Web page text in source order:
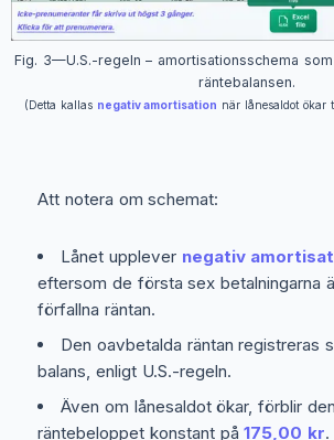
Fig. 3—U.S.-regeln – amortisationsschema
räntebalansen.
(Detta kallas negativ amortisation när lånesaldot ökar
Att notera om schemat:
Lånet upplever negativ
eftersom de första sex betalningarna
förfallna räntan.
Den oavbetalda räntan registreras
balans, enligt U.S.-regeln.
Även om lånesaldot ökar, förblir
räntebeloppet konstant på175,00 kr.